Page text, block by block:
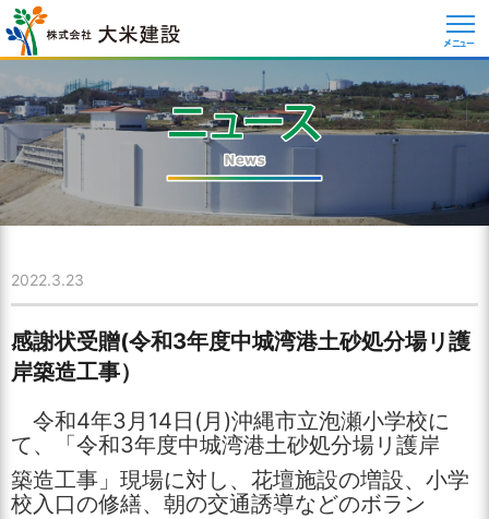
メニュー
2022.3.23
感謝状受贈(令和3年度中城湾港土砂処分場リ護
岸築造工事）
令和4年3月14日(月)沖縄市立泡瀬小学校に
て、「令和3年度中城湾港土砂処分場リ護岸
築造工事」現場に対し、花壇施設の増設、小学
校入口の修繕、朝の交通誘導などのボラン